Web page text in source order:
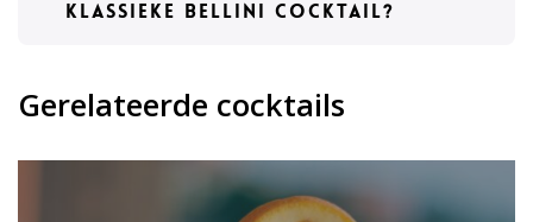
klassieke Bellini cocktail?
Gerelateerde cocktails